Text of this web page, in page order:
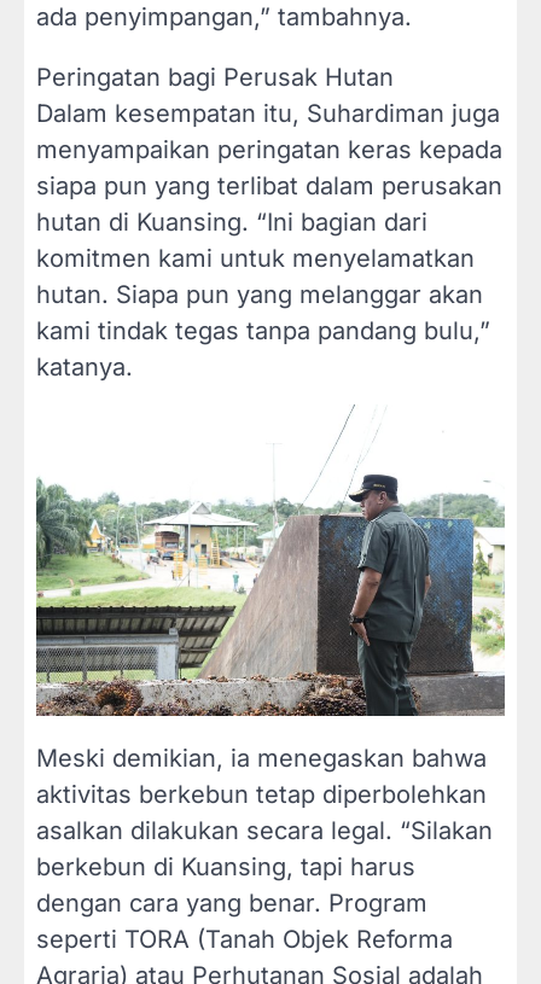
ada penyimpangan,” tambahnya.
Peringatan bagi Perusak Hutan
Dalam kesempatan itu, Suhardiman juga
menyampaikan peringatan keras kepada
siapa pun yang terlibat dalam perusakan
hutan di Kuansing. “Ini bagian dari
komitmen kami untuk menyelamatkan
hutan. Siapa pun yang melanggar akan
kami tindak tegas tanpa pandang bulu,”
katanya.
Meski demikian, ia menegaskan bahwa
aktivitas berkebun tetap diperbolehkan
asalkan dilakukan secara legal. “Silakan
berkebun di Kuansing, tapi harus
dengan cara yang benar. Program
seperti TORA (Tanah Objek Reforma
Agraria) atau Perhutanan Sosial adalah